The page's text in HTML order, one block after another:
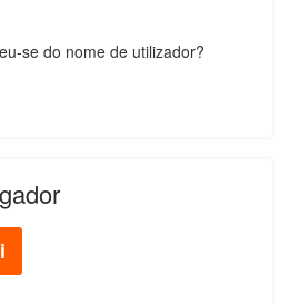
se do nome de utilizador?